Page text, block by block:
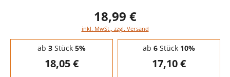
18,99 €
inkl. MwSt., zzgl. Versand
Staffelpreise - Mengenrabatt
ab 3Stück 5%
18,05 €
ab 6Stück 10%
17,10 €